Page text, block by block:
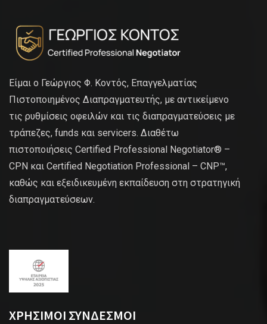
Είμαι ο Γεώργιος Φ. Κοντός, Επαγγελματίας
Πιστοποιημένος Διαπραγματευτής, με αντικείμενο
τις ρυθμίσεις οφειλών και τις διαπραγματεύσεις με
τράπεζες, funds και servicers. Διαθέτω
πιστοποιήσεις Certified Professional Negotiator® –
CPN και Certified Negotiation Professional – CNP™,
καθώς και εξειδικευμένη εκπαίδευση στη στρατηγική
διαπραγματεύσεων.
ΧΡΗΣΙΜΟΙ ΣΥΝΔΕΣΜΟΙ